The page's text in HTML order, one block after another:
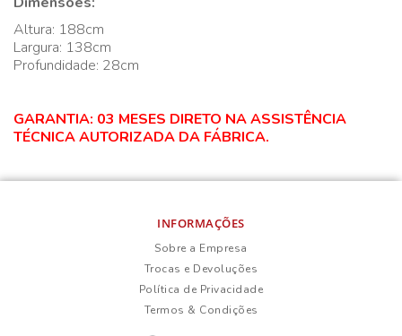
Altura: 188cm
Largura: 138cm
Profundidade: 28cm
GARANTIA: 03 MESES DIRETO NA ASSISTÊNCIA
TÉCNICA AUTORIZADA DA FÁBRICA.
INFORMAÇÕES
Sobre a Empresa
Trocas e Devoluções
Política de Privacidade
Termos & Condições